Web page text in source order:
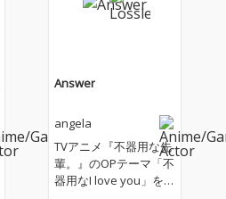
Answer
angela
TVアニメ『不器用な先
輩。』のOPテーマ「不
器用なI love you」を含